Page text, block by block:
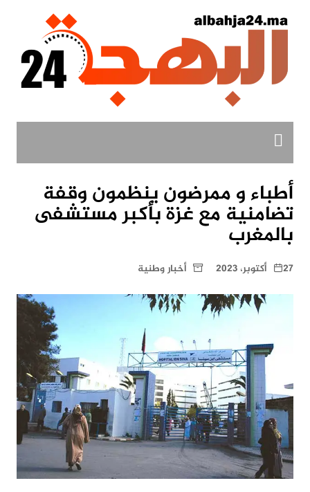
أطباء و ممرضون ينظمون وقفة
تضامنية مع غزة بأكبر مستشفى
بالمغرب
27 أكتوبر، 2023 أخبار وطنية